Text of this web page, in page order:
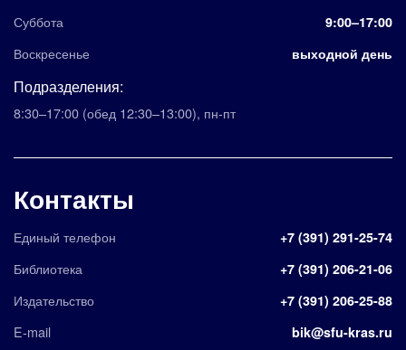
Суббота 9:00–17:00
Воскресенье выходной день
Подразделения:
8:30–17:00 (обед 12:30–13:00), пн-пт
Контакты
Единый телефон +7 (391) 291-25-74
Библиотека +7 (391) 206-21-06
Издательство +7 (391) 206-25-88
E-mail bik@sfu-kras.ru